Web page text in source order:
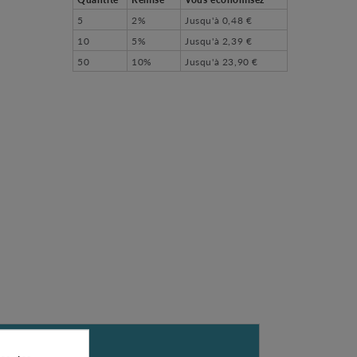
5
2% Jusqu'à 0,48 €
10
5% Jusqu'à 2,39 €
50
10% Jusqu'à 23,90 €